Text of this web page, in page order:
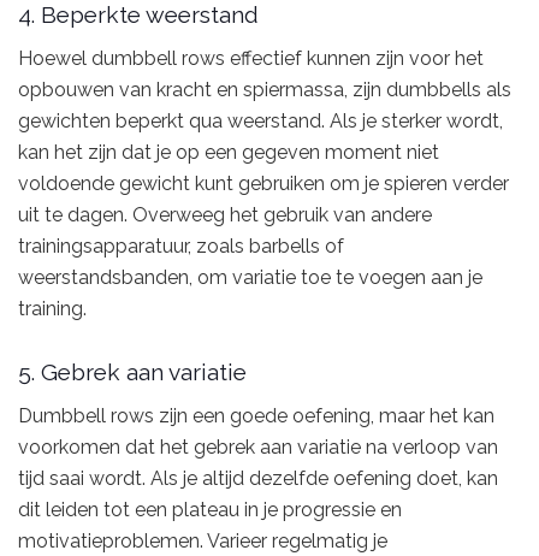
4. Beperkte weerstand
Hoewel dumbbell rows effectief kunnen zijn voor het
opbouwen van kracht en spiermassa, zijn dumbbells als
gewichten beperkt qua weerstand. Als je sterker wordt,
kan het zijn dat je op een gegeven moment niet
voldoende gewicht kunt gebruiken om je spieren verder
uit te dagen. Overweeg het gebruik van andere
trainingsapparatuur, zoals barbells of
weerstandsbanden, om variatie toe te voegen aan je
training.
5. Gebrek aan variatie
Dumbbell rows zijn een goede oefening, maar het kan
voorkomen dat het gebrek aan variatie na verloop van
tijd saai wordt. Als je altijd dezelfde oefening doet, kan
dit leiden tot een plateau in je progressie en
motivatieproblemen. Varieer regelmatig je